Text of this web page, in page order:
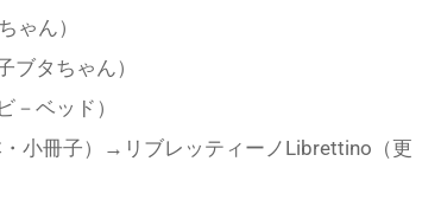
ゃん）
タちゃん）
ベッド）
小冊子）→リブレッティーノLibrettino（更